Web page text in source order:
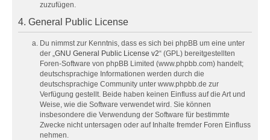
zuzufügen.
4. General Public License
Du nimmst zur Kenntnis, dass es sich bei phpBB um eine unter
der „GNU General Public License v2“ (GPL) bereitgestellten
Foren-Software von phpBB Limited (www.phpbb.com) handelt;
deutschsprachige Informationen werden durch die
deutschsprachige Community unter www.phpbb.de zur
Verfügung gestellt. Beide haben keinen Einfluss auf die Art und
Weise, wie die Software verwendet wird. Sie können
insbesondere die Verwendung der Software für bestimmte
Zwecke nicht untersagen oder auf Inhalte fremder Foren Einfluss
nehmen.